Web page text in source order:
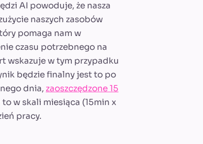
AI powoduje, że nasza
naszych zasobów
pomaga nam w
czasu potrzebnego na
wskazuje w tym przypadku
będzie finalny jest to po
dnia, zaoszczędzone 15
w skali miesiąca (15min x
pracy.